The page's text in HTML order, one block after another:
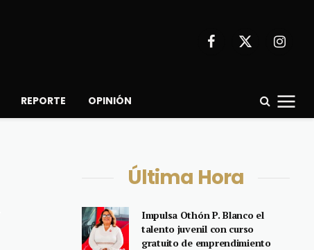
Facebook
X
REPORTE OPINIÓN
Última Hora
Impulsa Othón P. Blanco el
talento juvenil con curso
gratuito de emprendimiento